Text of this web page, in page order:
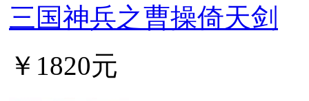
三国神兵之曹操倚天剑
￥1820元